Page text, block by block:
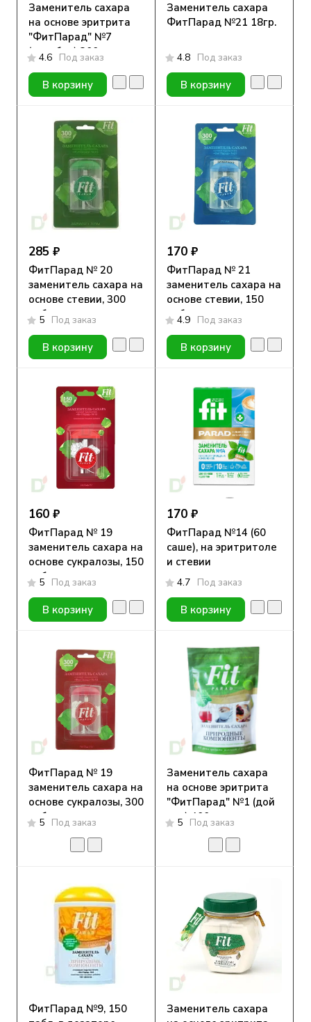
Заменитель сахара
на основе эритрита
"ФитПарад" №7
(коробка) 200гр
4.6 Под заказ
В корзину
Заменитель сахара
ФитПарад №21 18гр.
4.8 Под заказ
В корзину
285 ₽
ФитПарад № 20
заменитель сахара на
основе стевии, 300
таблеток
5 Под заказ
В корзину
170 ₽
ФитПарад № 21
заменитель сахара на
основе стевии, 150
таблеток
4.9 Под заказ
В корзину
160 ₽
ФитПарад № 19
заменитель сахара на
основе сукралозы, 150
таблеток
5 Под заказ
В корзину
170 ₽
ФитПарад №14 (60
саше), на эритритоле
и стевии
4.7 Под заказ
В корзину
ФитПарад № 19
заменитель сахара на
основе сукралозы, 300
таблеток
5 Под заказ
Заменитель сахара
на основе эритрита
"ФитПарад" №1 (дой
пак) 400 г
5 Под заказ
ФитПарад №9, 150
Заменитель сахара